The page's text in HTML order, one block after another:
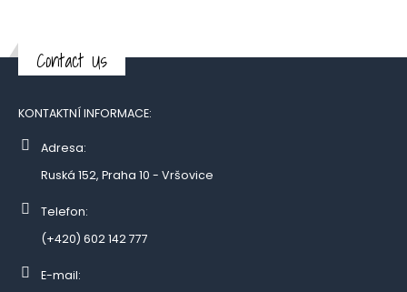
Contact Us
KONTAKTNÍ INFORMACE:
Adresa:
Ruská 152, Praha 10 - Vršovice
Telefon:
(+420) 602 142 777
E-mail: